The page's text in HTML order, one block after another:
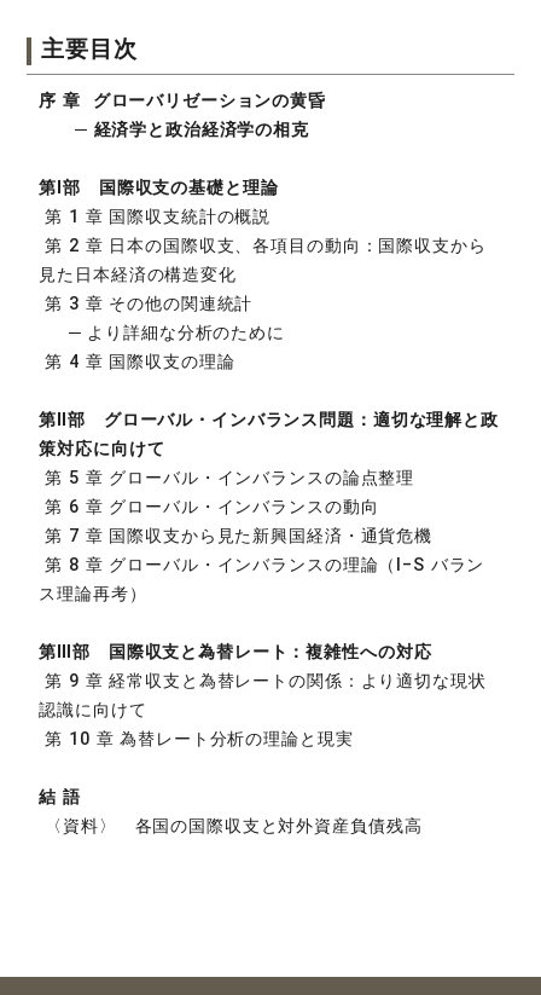
主要目次
序 章 グローバリゼーションの黄昏
─ 経済学と政治経済学の相克
第Ⅰ部 国際収支の基礎と理論
第 1 章 国際収支統計の概説
第 2 章 日本の国際収支、各項目の動向：国際収支から
見た日本経済の構造変化
第 3 章 その他の関連統計
─ より詳細な分析のために
第 4 章 国際収支の理論
第Ⅱ部 グローバル・インバランス問題：適切な理解と政
策対応に向けて
第 5 章 グローバル・インバランスの論点整理
第 6 章 グローバル・インバランスの動向
第 7 章 国際収支から見た新興国経済・通貨危機
第 8 章 グローバル・インバランスの理論（I‒S バラン
ス理論再考）
第Ⅲ部 国際収支と為替レート：複雑性への対応
第 9 章 経常収支と為替レートの関係：より適切な現状
認識に向けて
第 10 章 為替レート分析の理論と現実
結 語
〈資料〉 各国の国際収支と対外資産負債残高